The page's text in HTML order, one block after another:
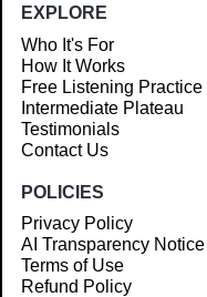
EXPLORE
Who It's For
How It Works
Free Listening Practice
Intermediate Plateau
Testimonials
Contact Us
POLICIES
Privacy Policy
AI Transparency Notice
Terms of Use
Refund Policy